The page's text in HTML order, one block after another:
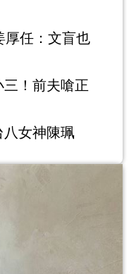
厚任：文盲也
！前夫嗆正
女神陳珮